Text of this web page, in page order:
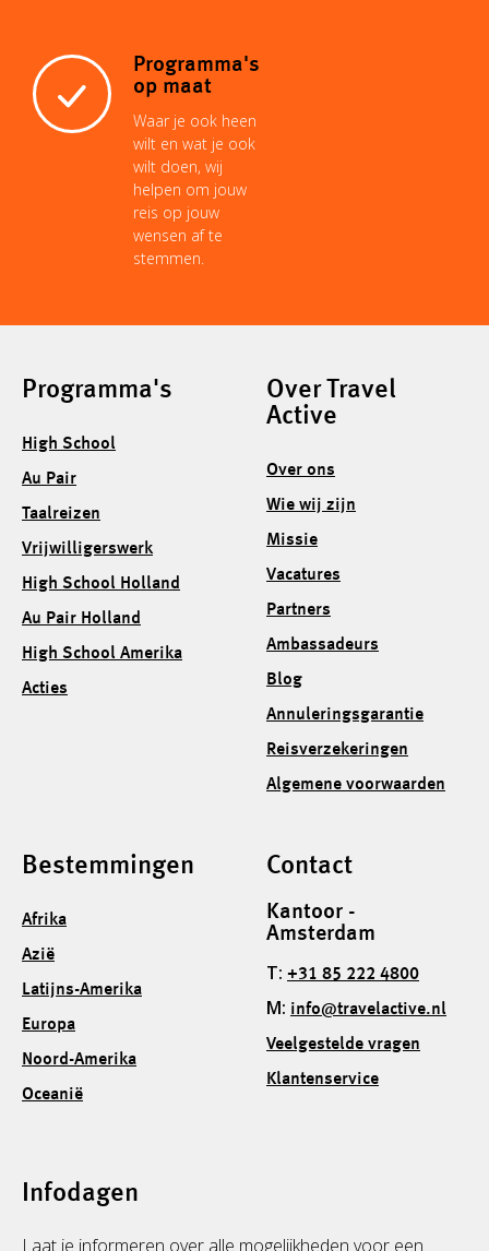
Programma's
op maat
Waar je ook heen
wilt en wat je ook
wilt doen, wij
helpen om jouw
reis op jouw
wensen af te
stemmen.
Programma's
High School
Au Pair
Taalreizen
Vrijwilligerswerk
High School Holland
Au Pair Holland
High School Amerika
Acties
Over Travel
Active
Over ons
Wie wij zijn
Missie
Vacatures
Partners
Ambassadeurs
Blog
Annuleringsgarantie
Reisverzekeringen
Algemene voorwaarden
Bestemmingen
Afrika
Azië
Latijns-Amerika
Europa
Noord-Amerika
Oceanië
Contact
Kantoor -
Amsterdam
T: +31 85 222 4800
M: info@travelactive.nl
Veelgestelde vragen
Klantenservice
Infodagen
Laat je informeren over alle mogelijkheden voor een